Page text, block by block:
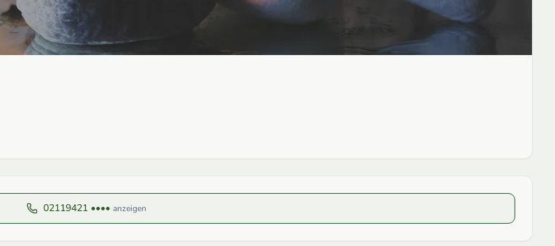
02119421 •••• anzeigen